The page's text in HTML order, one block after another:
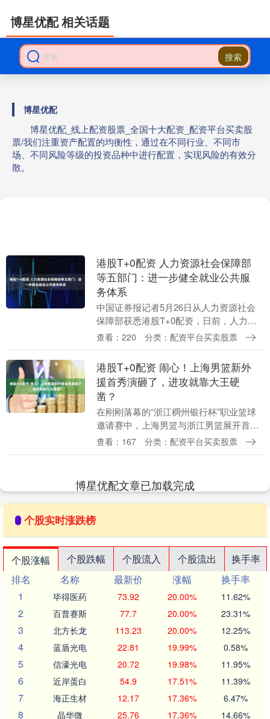
搜索
博星优配
博星优配_线上配资股票_全国十大配资_配资平台买卖股
票/我们注重资产配置的均衡性，通过在不同行业、不同市
场、不同风险等级的投资品种中进行配置，实现风险的有效分
散。
博星优配 相关话题
港股T+0配资 人力资源社会保障部
等五部门：进一步健全就业公共服
务体系
中国证券报记者5月26日从人力资源社会
保障部获悉港股T+0配资，日前，人力资
源社会保障部、中央机构编制委员会办公
合印发《关于....
查看：220 分类：配资平台买卖股票
港股T+0配资 闹心！上海男篮新外
援首秀演砸了，进攻就靠大王硬
凿？
在刚刚落幕的“浙江稠州银行杯”职业篮球
邀请赛中，上海男篮与浙江男篮展开首场
交锋，最终以61比76失利。这场比赛清晰
查看：167 分类：配资平台买卖股票
博星优配文章已加载完成
个股实时涨跌榜
个股涨幅 个股跌幅 个股流入 个股流出
换手率
排名
名称 最新价 涨幅
换手率
1
毕得医药 73.92 20.00% 11.62%
2 百普赛斯 77.7 20.00% 23.31%
3 北方长龙 113.23 20.00% 12.25%
4 蓝盾光电 22.81 19.99% 0.58%
5 信濠光电 20.72 19.98% 11.95%
6 近岸蛋白 54.9 17.51% 11.39%
7 海正生材 12.17 17.36% 6.47%
8 晶华微 25.76 17.36% 14.66%